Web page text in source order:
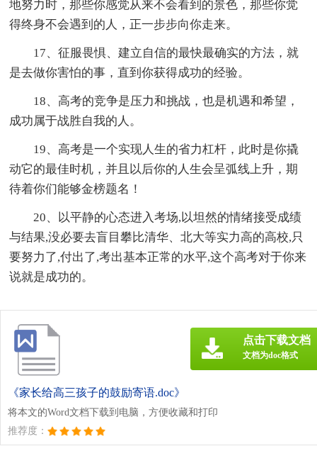
地努力时，那些你感觉从来不会看到的景色，那些你觉
得终身不会遇到的人，正一步步向你走来。
17、征服畏惧、建立自信的最快最确实的方法，就
是去做你害怕的事，直到你获得成功的经验。
18、高考的竞争是压力和挑战，也是机遇和希望，
成功属于战胜自我的人。
19、高考是一个实现人生的省力杠杆，此时是你撬
动它的最佳时机，并且以后你的人生会呈弧线上升，期
待着你们能够金榜题名！
20、以平静的心态进入考场,以坦然的情绪接受成绩
与结果,没必要去盲目攀比清华、北大等实力高的高校,只
要努力了,付出了,考出基本正常的水平,这个高考对于你来
说就是成功的。
《家长给高三孩子的鼓励寄语.doc》
将本文的Word文档下载到电脑，方便收藏和打印
推荐度：
点击下载文档
文档为doc格式